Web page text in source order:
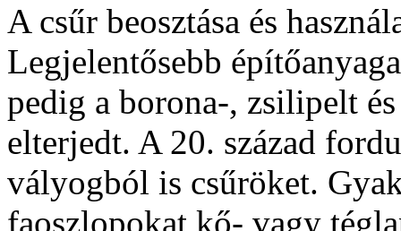
A csűr beosztása és
Legjelentősebb
pedig a borona-, zsilipelt
elterjedt. A 20. század
vályogból is csűröket.
faoszlopokat kő- vagy